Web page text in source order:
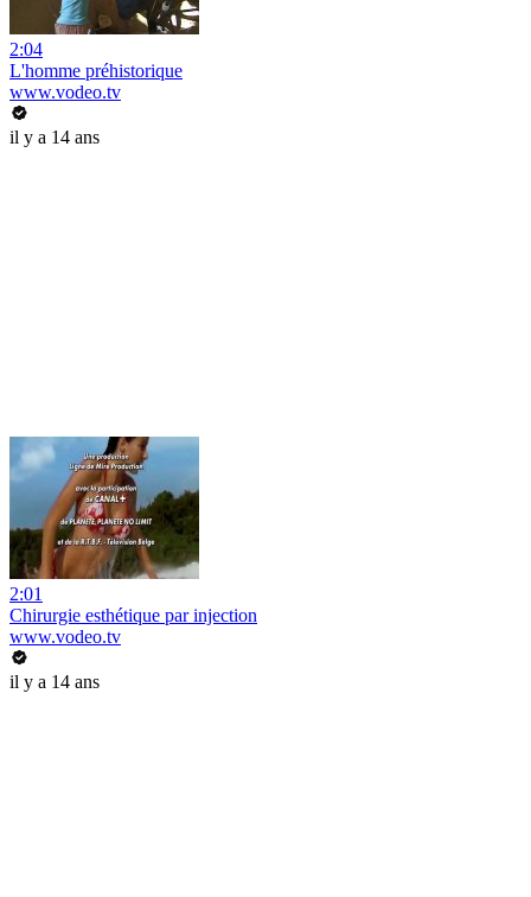
2:04
L'homme préhistorique
www.vodeo.tv
il y a 14 ans
2:01
Chirurgie esthétique par injection
www.vodeo.tv
il y a 14 ans